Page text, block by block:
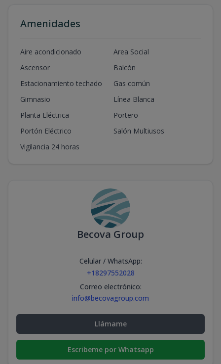
Amenidades
Aire acondicionado
Area Social
Ascensor
Balcón
Estacionamiento techado
Gas común
Gimnasio
Línea Blanca
Planta Eléctrica
Portero
Portón Eléctrico
Salón Multiusos
Vigilancia 24 horas
Becova Group
Celular / WhatsApp:
+18297552028
Correo electrónico:
info@becovagroup.com
Llámame
Escribeme por Whatsapp